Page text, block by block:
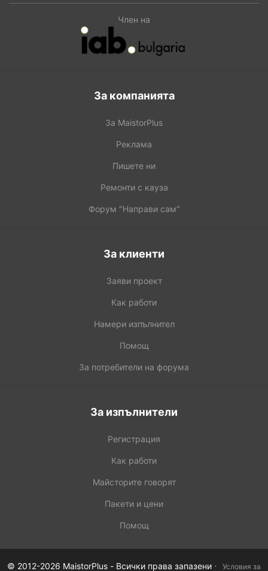
Член на
За компанията
За MaistorPlus
Реклама
Пишете ни
Ремонти с кауза
Форум "Направи сам"
За клиенти
Заяви проект
Как работи
Намери изпълнител
Помощ
За потребители на форума
За изпълнители
Регистрация
Как работи
Майсторите говорят
Пакети и цени
Помощ
© 2012-2026 MaistorPlus - Всички права запазени · Условия за